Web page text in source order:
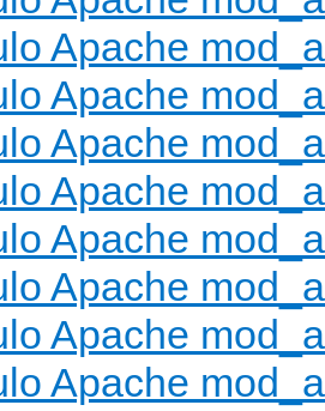
Apache
Apache
Apache
Apache
Apache
Apache
Apache
Apache